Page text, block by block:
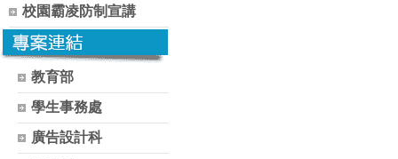
校園霸凌防制宣講
教育部
學生事務處
廣告設計科